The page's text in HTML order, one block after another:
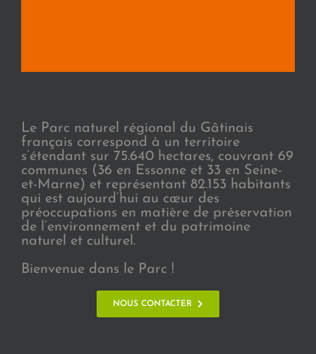
Le Parc naturel régional du Gâtinais
français correspond à un territoire
s’étendant sur 75.640 hectares, couvrant 69
communes (36 en Essonne et 33 en Seine-
et-Marne) et représentant 82.153 habitants
qui est aujourd’hui au cœur des
préoccupations en matière de préservation
de l’environnement et du patrimoine
naturel et culturel.
Bienvenue dans le Parc !
NOUS CONTACTER